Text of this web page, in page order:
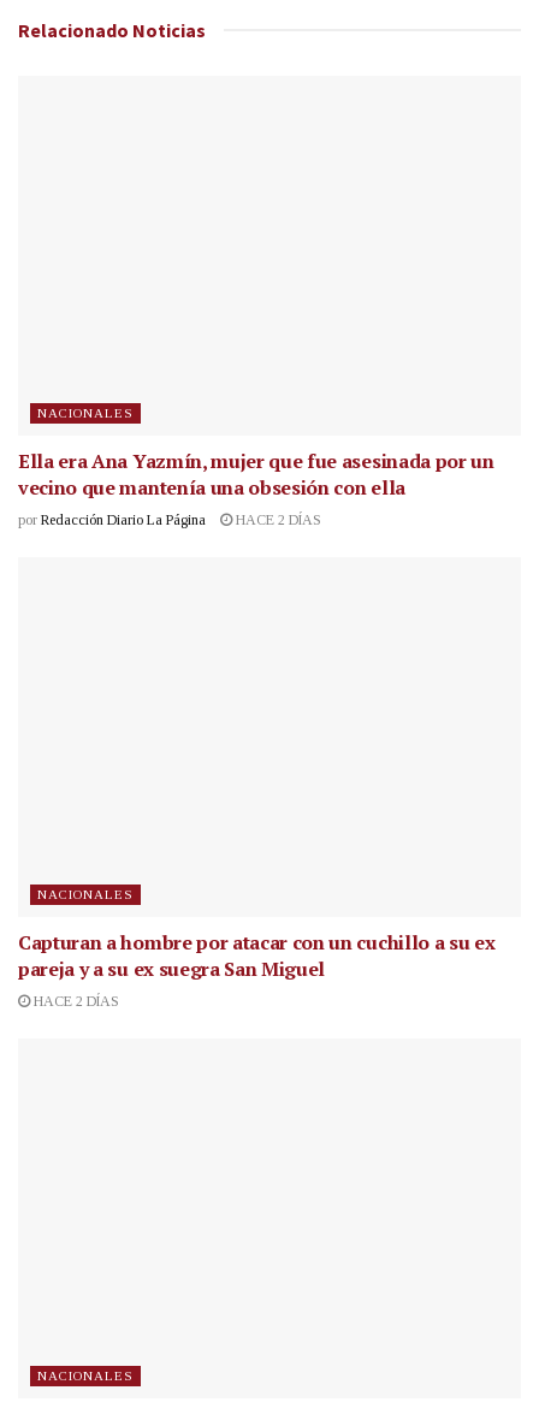
Relacionado Noticias
NACIONALES
Ella era Ana Yazmín, mujer que fue asesinada por un
vecino que mantenía una obsesión con ella
por Redacción Diario La Página HACE 2 DÍAS
NACIONALES
Capturan a hombre por atacar con un cuchillo a su ex
pareja y a su ex suegra San Miguel
HACE 2 DÍAS
NACIONALES